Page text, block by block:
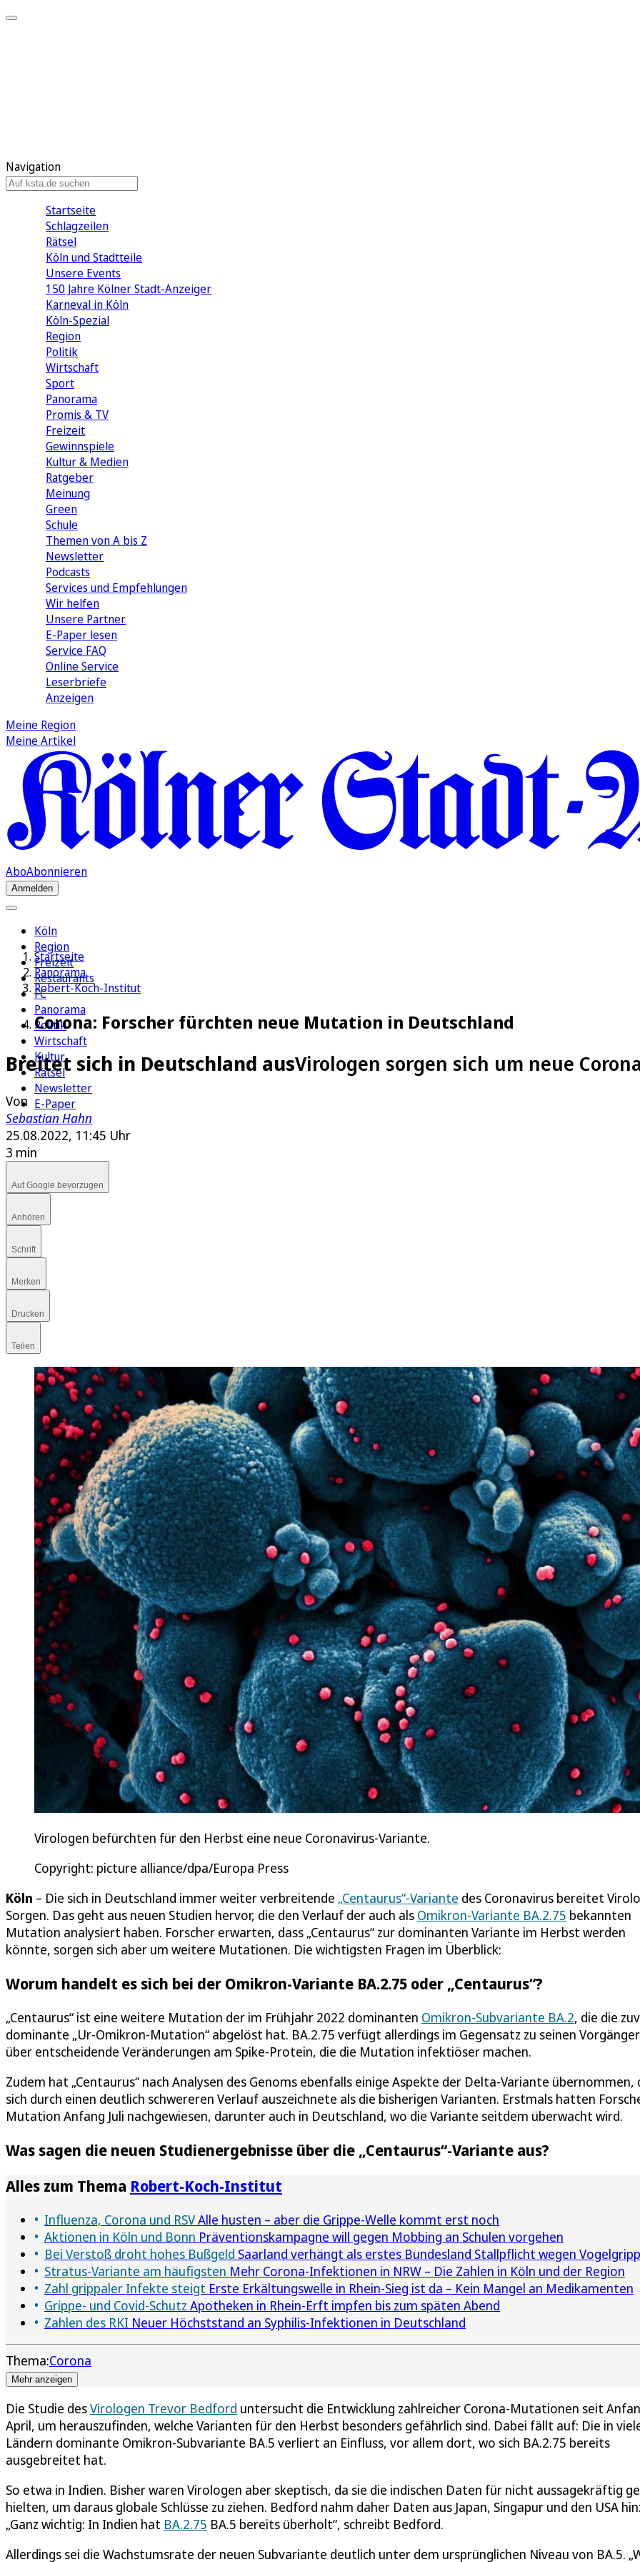
Navigation
Startseite
Schlagzeilen
Rätsel
Köln und Stadtteile
Unsere Events
150 Jahre Kölner Stadt-Anzeiger
Karneval in Köln
Köln-Spezial
Region
Politik
Wirtschaft
Sport
Panorama
Promis & TV
Freizeit
Gewinnspiele
Kultur & Medien
Ratgeber
Meinung
Green
Schule
Themen von A bis Z
Newsletter
Podcasts
Services und Empfehlungen
Wir helfen
Unsere Partner
E-Paper lesen
Service FAQ
Online Service
Leserbriefe
Anzeigen
Meine Region
Meine Artikel
AboAbonnieren
Anmelden
Köln
Region
Freizeit
Restaurants
FC
Panorama
Politik
Wirtschaft
Kultur
Rätsel
Newsletter
E-Paper
Startseite
Panorama
Robert-Koch-Institut
Corona: Forscher fürchten neue Mutation in Deutschland
Breitet sich in Deutschland ausVirologen sorgen sich um neue
Von
Sebastian Hahn
25.08.2022, 11:45 Uhr
3 min
Auf Google bevorzugen
Anhören
Schrift
Merken
Drucken
Teilen
Virologen befürchten für den Herbst eine neue Coronavirus-Variante.
Copyright: picture alliance/dpa/Europa Press
Köln – Die sich in Deutschland immer weiter verbreitende „Centaurus“-Variante des Coronavirus bereitet
Sorgen. Das geht aus neuen Studien hervor, die den Verlauf der auch als Omikron-Variante BA.2.75 bekannten
Mutation analysiert haben. Forscher erwarten, dass „Centaurus“ zur dominanten Variante im Herbst werden
könnte, sorgen sich aber um weitere Mutationen. Die wichtigsten Fragen im Überblick:
Worum handelt es sich bei der Omikron-Variante BA.2.75 oder „Centaurus“?
„Centaurus“ ist eine weitere Mutation der im Frühjahr 2022 dominanten Omikron-Subvariante BA.2, die die
dominante „Ur-Omikron-Mutation“ abgelöst hat. BA.2.75 verfügt allerdings im Gegensatz zu seinen
über entscheidende Veränderungen am Spike-Protein, die die Mutation infektiöser machen.
Zudem hat „Centaurus“ nach Analysen des Genoms ebenfalls einige Aspekte der Delta-Variante übernommen,
sich durch einen deutlich schwereren Verlauf auszeichnete als die bisherigen Varianten. Erstmals hatten
Mutation Anfang Juli nachgewiesen, darunter auch in Deutschland, wo die Variante seitdem überwacht wird.
Was sagen die neuen Studienergebnisse über die „Centaurus“-Variante aus?
Alles zum Thema Robert-Koch-Institut
Influenza, Corona und RSVAlle husten – aber die Grippe-Welle kommt erst noch
Aktionen in Köln und Bonn Präventionskampagne will gegen Mobbing an Schulen vorgehen
Bei Verstoß droht hohes Bußgeld Saarland verhängt als erstes Bundesland Stallpflicht wegen
Stratus-Variante am häufigsten Mehr Corona-Infektionen in NRW – Die Zahlen in Köln und der Region
Zahl grippaler Infekte steigt Erste Erkältungswelle in Rhein-Sieg ist da – Kein Mangel an Medikamenten
Grippe- und Covid-Schutz Apotheken in Rhein-Erft impfen bis zum späten Abend
Zahlen des RKI Neuer Höchststand an Syphilis-Infektionen in Deutschland
Thema:Corona
Mehr anzeigen
Die Studie desVirologen Trevor Bedford untersucht die Entwicklung zahlreicher Corona-Mutationen seit
April, um herauszufinden, welche Varianten für den Herbst besonders gefährlich sind. Dabei fällt auf: Die in
Ländern dominante Omikron-Subvariante BA.5 verliert an Einfluss, vor allem dort, wo sich BA.2.75 bereits
ausgebreitet hat.
So etwa in Indien. Bisher waren Virologen aber skeptisch, da sie die indischen Daten für nicht aussagekräftig
hielten, um daraus globale Schlüsse zu ziehen. Bedford nahm daher Daten aus Japan, Singapur und den USA
„Ganz wichtig: In Indien hat BA.2.75 BA.5 bereits überholt“, schreibt Bedford.
Allerdings sei die Wachstumsrate der neuen Subvariante deutlich unter dem ursprünglichen Niveau von BA.5.